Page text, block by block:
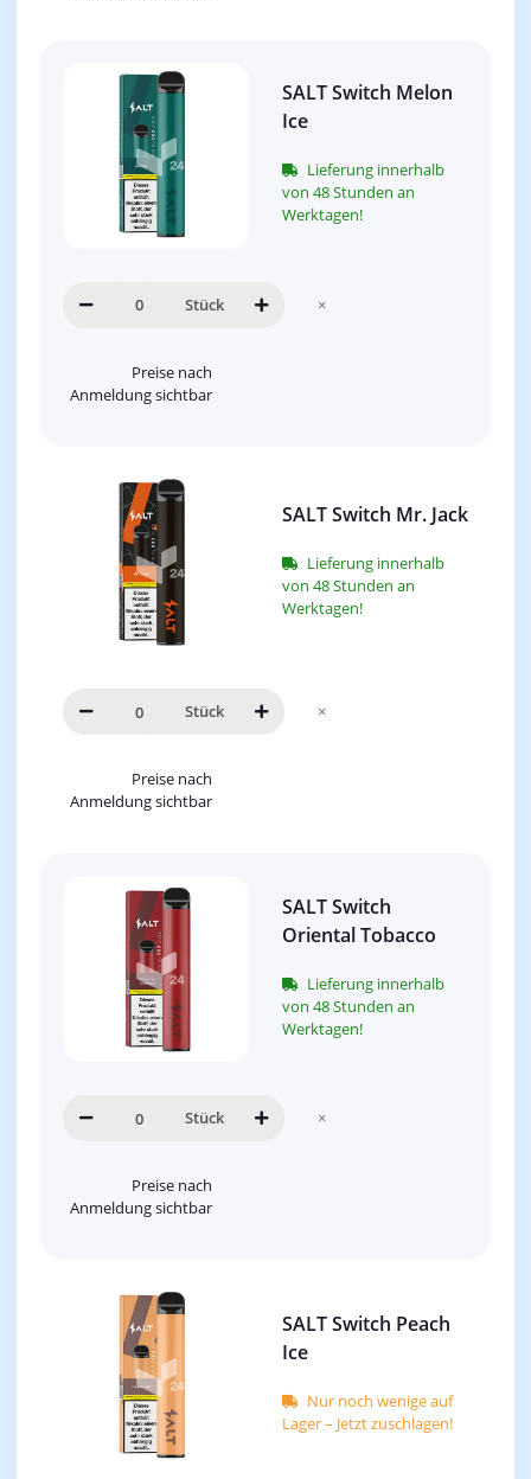
SALT Switch Melon
Ice
Lieferung innerhalb
von 48 Stunden an
Werktagen!
Stück ×
Preise nach
Anmeldung sichtbar
SALT Switch Mr. Jack
Lieferung innerhalb
von 48 Stunden an
Werktagen!
Stück ×
Preise nach
Anmeldung sichtbar
SALT Switch
Oriental Tobacco
Lieferung innerhalb
von 48 Stunden an
Werktagen!
Stück ×
Preise nach
Anmeldung sichtbar
SALT Switch Peach
Ice
Nur noch wenige auf
Lager – Jetzt zuschlagen!